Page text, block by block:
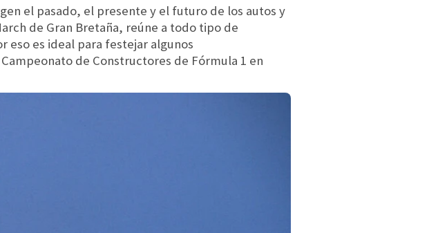
el pasado, el presente y el futuro de los autos y
de Gran Bretaña, reúne a todo tipo de
eso es ideal para festejar algunos
de Constructores de Fórmula 1 en